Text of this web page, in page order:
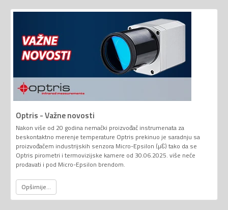
Optris - Važne novosti
Nakon više od 20 godina nemački proizvođač instrumenata za
beskontaktno merenje temperature Optris prekinuo je saradnju sa
proizvođačem industrijskih senzora Micro-Epsilon (µƐ) tako da se
Optris pirometri i termovizijske kamere od 30.06.2025. više neće
prodavati i pod Micro-Epsilon brendom.
Opširnije...